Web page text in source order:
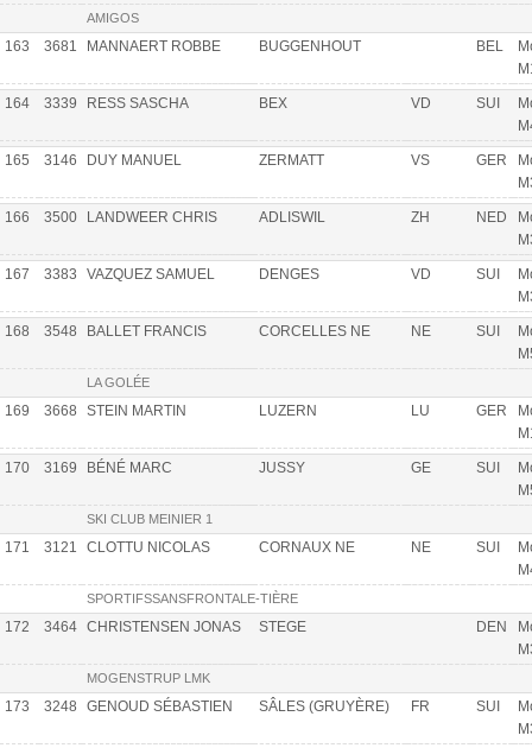
AMIGOS
163 3681 MANNAERT ROBBE BUGGENHOUT BEL
164 3339 RESS SASCHA BEX VD SUI
165 3146 DUY MANUEL ZERMATT VS GER
166 3500 LANDWEER CHRIS ADLISWIL ZH NED
167 3383 VAZQUEZ SAMUEL DENGES VD SUI
168 3548 BALLET FRANCIS CORCELLES NE NE SUI
LA GOLÉE
169 3668 STEIN MARTIN LUZERN LU GER
170 3169 BÉNÉ MARC JUSSY GE SUI
SKI CLUB MEINIER 1
171 3121 CLOTTU NICOLAS CORNAUX NE NE SUI
SPORTIFSSANSFRONTALE-TIÈRE
172 3464 CHRISTENSEN JONAS STEGE DEN
MOGENSTRUP LMK
173 3248 GENOUD SÉBASTIEN SÂLES (GRUYÈRE) FR SUI